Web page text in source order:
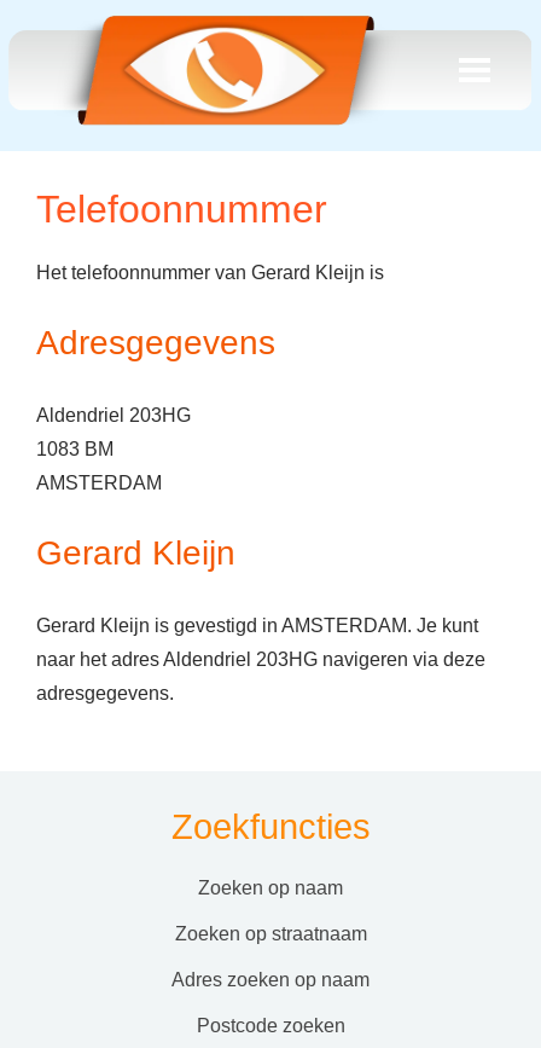
Telefoonnummer
Het telefoonnummer van Gerard Kleijn is
Adresgegevens
Aldendriel 203HG
1083 BM
AMSTERDAM
Gerard Kleijn
Gerard Kleijn is gevestigd in AMSTERDAM. Je kunt
naar het adres Aldendriel 203HG navigeren via deze
adresgegevens.
Zoekfuncties
zoeken op naam
zoeken op straatnaam
adres zoeken op naam
postcode zoeken